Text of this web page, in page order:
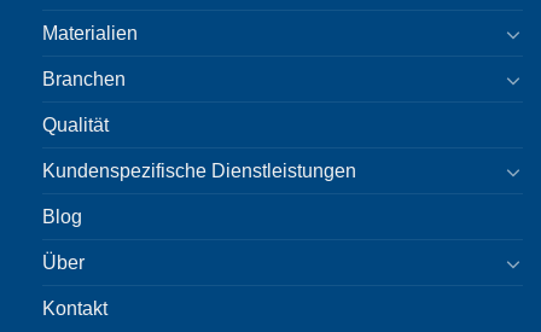
Materialien
Branchen
Qualität
Kundenspezifische Dienstleistungen
Blog
Über
Kontakt